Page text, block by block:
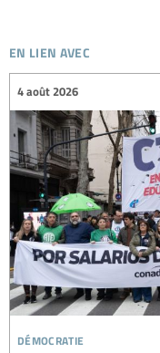
en lien avec
démocratie
4 août 2026